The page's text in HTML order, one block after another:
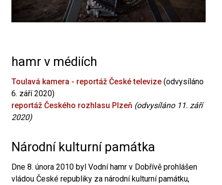
hamr v médiích
Toulavá kamera - reportáž České televize (odvysíláno
6. září 2020)
reportáž Českého rozhlasu Plzeň (odvysíláno 11. září
2020)
Národní kulturní památka
Dne 8. února 2010 byl Vodní hamr v Dobřívě prohlášen
vládou České republiky za národní kulturní památku,